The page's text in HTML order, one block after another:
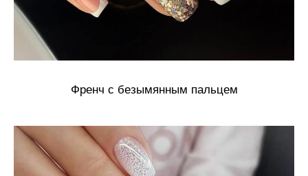
Френч с безымянным пальцем